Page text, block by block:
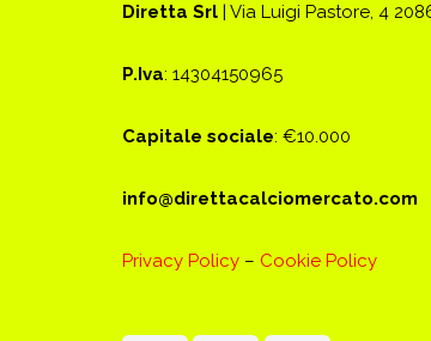
Diretta Srl | Via Luigi Pastore, 4
P.Iva: 14304150965
Capitale sociale: €10.000
info@direttacalciomercato.com
Privacy Policy – Cookie Policy